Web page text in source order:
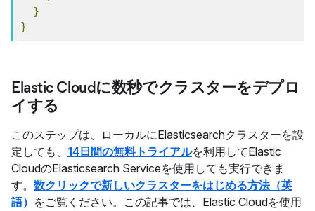
}
}
Elastic Cloudに数秒でクラスターをデプロ
イする
このステップは、ローカルにElasticsearchクラスターを設
定しても、 14日間の無料トライアルを利用してElastic
CloudのElasticsearch Serviceを使用しても実行できま
す。 数クリックで新しいクラスターをはじめる方法（英
語） をご覧ください。この記事では、Elastic Cloudを使用